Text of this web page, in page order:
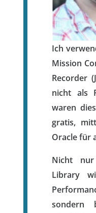
Ich
Mission
Recorder
nicht als
waren
gratis,
Oracle für
Nicht
Library
sondern